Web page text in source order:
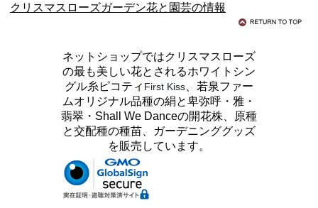
クリスマスローズガーデン花と園芸の情報
ネットショップではクリスマスローズ
の最も美しい花とされるホワイトシン
グル糸ピコティ First Kiss 、若泉ファー
ムオリジナル品種の絹と卑弥呼・雅・
翡翠・Shall We Danceの開花株、原種
と交配種の種苗、ガーデニンググッズ
を販売しています。